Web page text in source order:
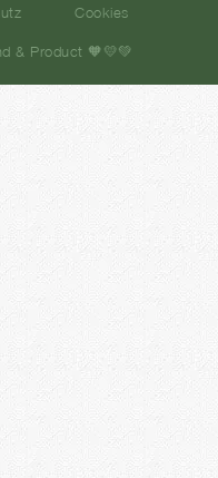
Cookies
& Product 🧡💛💚